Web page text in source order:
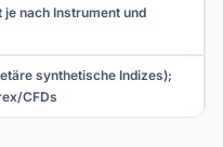
je nach Instrument und
synthetische Indizes);
CFDs